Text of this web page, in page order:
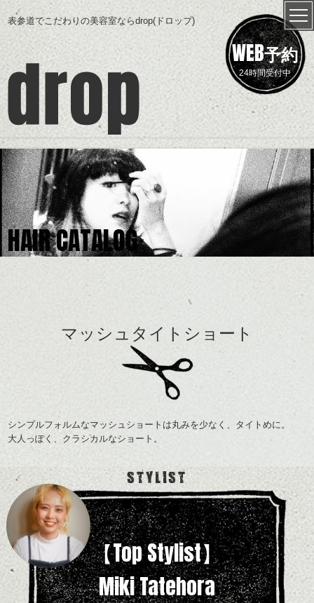
表参道でこだわりの美容室ならdrop(ドロップ)
WEB予約
24時間受付中
HAIR CATALOG
マッシュタイトショート
シンプルフォルムなマッシュショートは丸みを少なく、タイトめに。
大人っぽく、クラシカルなショート。
STYLIST
【Top Stylist】
Miki Tatehora